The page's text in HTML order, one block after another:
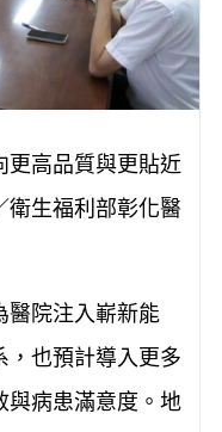
更高品質與更貼近
衛生福利部彰化醫
醫院注入嶄新能
，也預計導入更多
與病患滿意度。地